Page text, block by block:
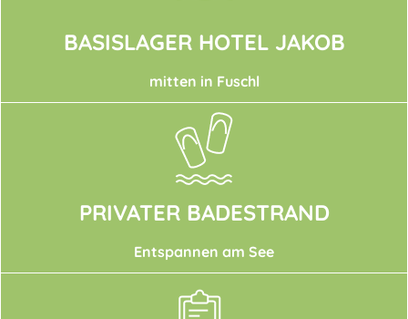
BASISLAGER HOTEL JAKOB
mitten in Fuschl
PRIVATER BADESTRAND
Entspannen am See